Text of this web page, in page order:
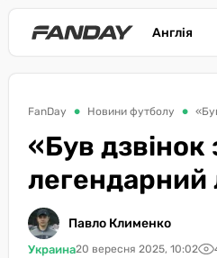
Англія
FanDay Новини футболу
«Був
легендарний
Павло Клименко
Украина20 вересня 2025, 10:02